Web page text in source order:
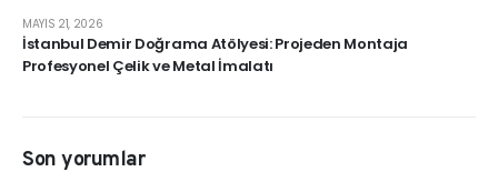
İstanbul Demir Doğrama Atölyesi: Projeden Montaja
Profesyonel Çelik ve Metal İmalatı
MAYIS 21, 2026
Son yorumlar